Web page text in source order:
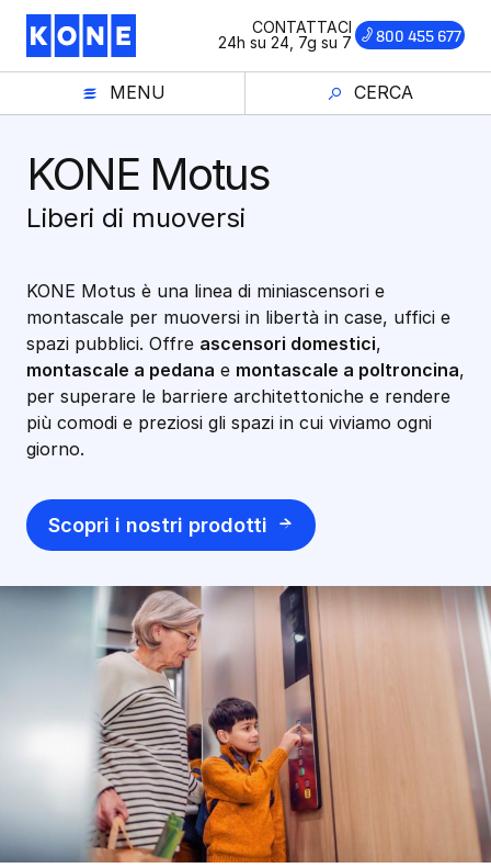
CONTATTACI
24h su 24, 7g su 7
800 455 677
MENU CERCA
KONE Motus
Liberi di muoversi
KONE Motus è una linea di miniascensori e
montascale per muoversi in libertà in case, uffici e
spazi pubblici. Offre ascensori domestici,
montascale a pedana e montascale a poltroncina,
per superare le barriere architettoniche e rendere
più comodi e preziosi gli spazi in cui viviamo ogni
giorno.
Scopri i nostri prodotti